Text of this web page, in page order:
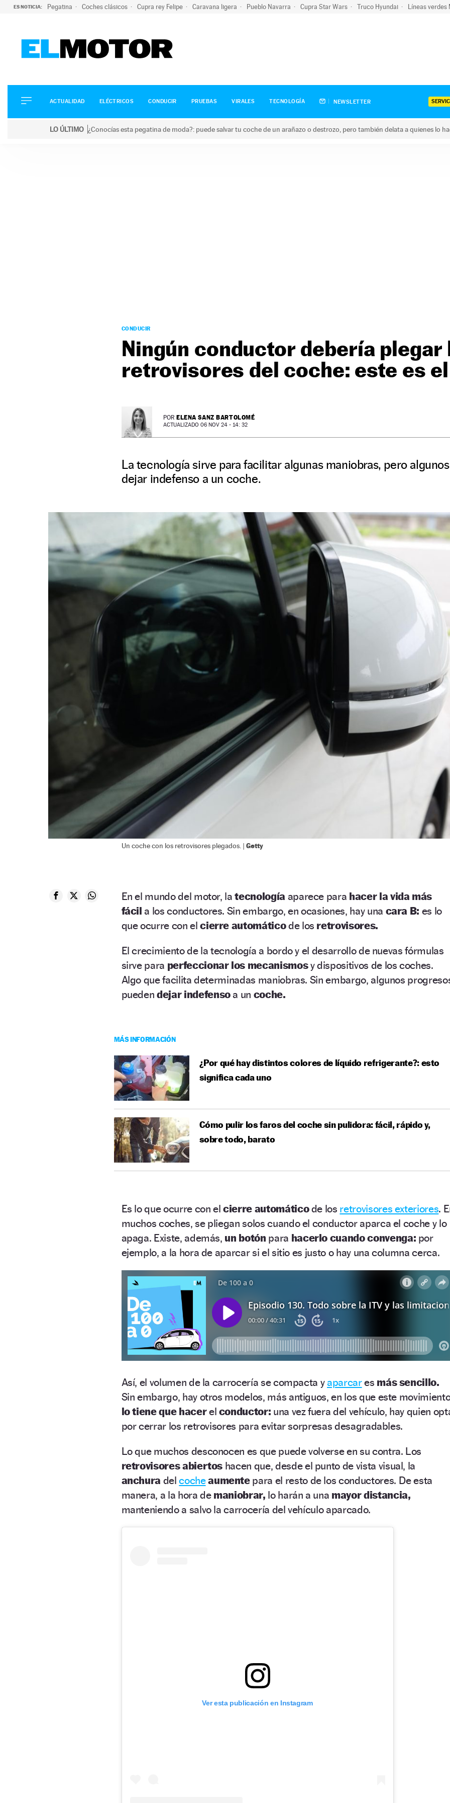
ES NOTICIA: Pegatina Coches clásicos Cupra rey Felipe Caravana ligera Pueblo Navarra Cupra Star Wars Truco Hyundai Líneas verdes
ELÉCTRICOS
CONDUCIR
ACTUALIDAD ELÉCTRICOS CONDUCIR PRUEBAS VIRALES TECNOLOGÍA NEWSLETTER
LO ÚLTIMO ¿Conocías esta pegatina de moda?: puede salvar tu coche de un arañazo o destrozo, pero también delata a quienes lo
CONDUCIR
Ningún conductor debería plegar
retrovisores del coche: este es
POR ELENA SANZ BARTOLOMÉ
ACTUALIZADO 06 NOV 24 - 14: 32
La tecnología sirve para facilitar algunas maniobras, pero
dejar indefenso a un coche.
Un coche con los retrovisores plegados. | Getty
En el mundo del motor, latecnología aparece para hacer la vida más
fácil a los conductores. Sin embargo, en ocasiones, hay una cara B: es lo
que ocurre con el cierre automáticode los retrovisores.
El crecimiento de la tecnología a bordo y el desarrollo de nuevas fórmulas
sirve para perfeccionar los mecanismosy dispositivos de los coches.
Algo que facilita determinadas maniobras. Sin embargo, algunos
puedendejar indefensoa un coche.
MÁS INFORMACIÓN
¿Por qué hay distintos colores de líquido refrigerante?: esto
significa cada uno
Cómo pulir los faros del coche sin pulidora: fácil, rápido y,
sobre todo, barato
Es lo que ocurre con elcierre automáticode los retrovisores exteriores.
muchos coches, se pliegan solos cuando el conductor aparca el coche y lo
apaga. Existe, además, un botón para hacerlo cuando convenga: por
ejemplo, a la hora de aparcar si el sitio es justo o hay una columna cerca.
Así, el volumen de la carrocería se compacta yaparcares más sencillo.
Sin embargo, hay otros modelos, más antiguos, en los que este
lo tiene que hacerel conductor: una vez fuera del vehículo, hay quien
por cerrar los retrovisores para evitar sorpresas desagradables.
Lo que muchos desconocen es que puede volverse en su contra. Los
retrovisores abiertos hacen que, desde el punto de vista visual, la
anchura delcocheaumente para el resto de los conductores. De esta
manera, a la hora de maniobrar, lo harán a una mayor distancia,
manteniendo a salvo la carrocería del vehículo aparcado.
Ver esta publicación en Instagram